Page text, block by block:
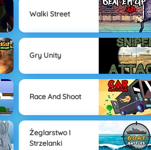
Walki Street
Gry Unity
Race And Shoot
Żeglarstwo I
Strzelanki